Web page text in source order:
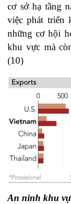
cơ sở hạ tầng
việc phát triển
những cơ hội
khu vực mà
(10)
An ninh khu